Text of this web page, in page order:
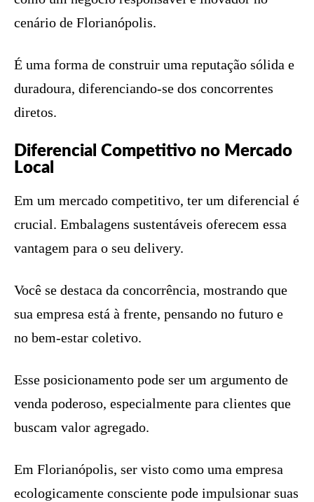
cenário de Florianópolis.
É uma forma de construir uma reputação sólida e
duradoura, diferenciando-se dos concorrentes
diretos.
Diferencial Competitivo no Mercado
Local
Em um mercado competitivo, ter um diferencial é
crucial. Embalagens sustentáveis oferecem essa
vantagem para o seu delivery.
Você se destaca da concorrência, mostrando que
sua empresa está à frente, pensando no futuro e
no bem-estar coletivo.
Esse posicionamento pode ser um argumento de
venda poderoso, especialmente para clientes que
buscam valor agregado.
Em Florianópolis, ser visto como uma empresa
ecologicamente consciente pode impulsionar suas